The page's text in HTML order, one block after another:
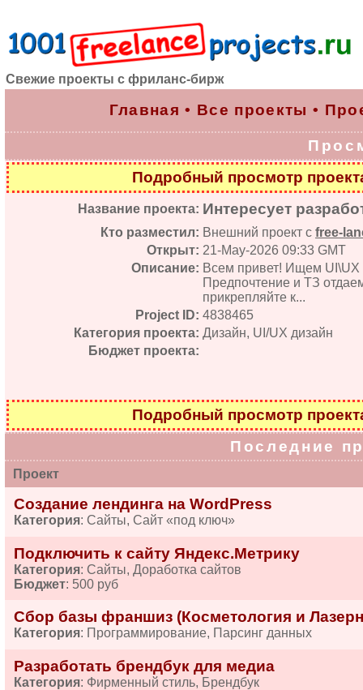
Свежие проекты с фриланс-бирж
Главная • Все проекты •
Подробный просмотр
Название проекта: Интересует
Кто разместил: Внешний проект с free-
Открыт: 21-May-2026 09:33 GMT
Описание: Всем привет! Ищем UI\UX
Предпочтение и ТЗ
прикрепляйте к...
Project ID: 4838465
Категория проекта: Дизайн, UI/UX дизайн
Бюджет проекта:
Подробный просмотр
Последние
Проект
Создание лендинга на WordPress
Категория: Сайты, Сайт «под ключ»
Подключить к сайту Яндекс.Метрику
Категория: Сайты, Доработка сайтов
Бюджет: 500 руб
Сбор базы франшиз (Косметология и
Категория: Программирование, Парсинг данных
Разработать брендбук для медиа
Категория: Фирменный стиль, Брендбук